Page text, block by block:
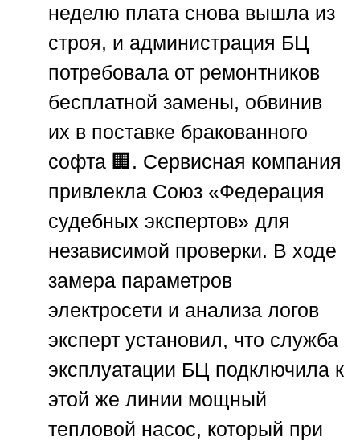
неделю плата снова вышла из
строя, и администрация БЦ
потребовала от ремонтников
бесплатной замены, обвинив
их в поставке бракованного
софта 🏢. Сервисная компания
привлекла Союз «Федерация
судебных экспертов» для
независимой проверки. В ходе
замера параметров
электросети и анализа логов
эксперт установил, что служба
эксплуатации БЦ подключила к
этой же линии мощный
тепловой насос, который при